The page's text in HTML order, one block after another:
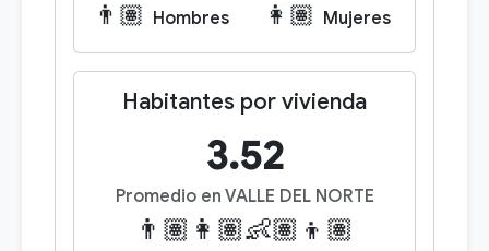
👨🏽 Hombres 👩🏽 Mujeres
Habitantes por vivienda
3.52
Promedio en VALLE DEL NORTE
👨🏽👩🏽👶🏽👦🏽